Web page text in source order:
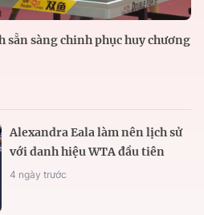
sẵn sàng chinh phục huy chương
Alexandra Eala làm nên lịch sử
với danh hiệu WTA đầu tiên
4 ngày trước